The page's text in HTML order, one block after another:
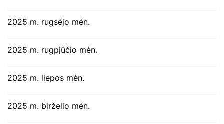
2025 m. rugsėjo mėn.
2025 m. rugpjūčio mėn.
2025 m. liepos mėn.
2025 m. birželio mėn.